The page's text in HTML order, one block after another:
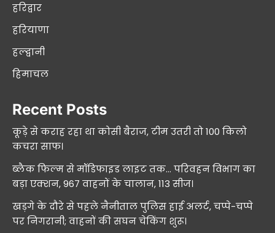
हरिद्वार
हरियाणा
हल्द्वानी
हिमाचल
Recent Posts
कूड़े से कराह रहा था कोसी बैराज, टीम उतरी तो 100 किलो
कचरा साफ।
ब्लैक फिल्म से मॉडिफाइड लाइट तक… परिवहन विभाग का
बड़ा एक्शन, 967 वाहनों के चालान, 113 सीज।
खड़गे के दौरे से पहले नैनीताल पुलिस हाई अलर्ट, चप्पे-चप्पे
पर निगरानी; वाहनों की सघन चेकिंग शुरू।